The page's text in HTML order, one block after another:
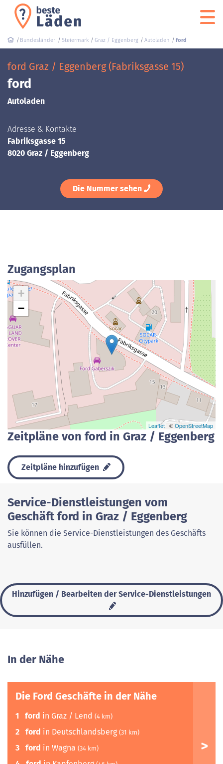
Bundesländer Steiermark Graz / Eggenberg Autoladen ford
ford Graz / Eggenberg (Fabriksgasse 15)
ford
Autoladen
Adresse & Kontakte
Fabriksgasse 15
8020 Graz / Eggenberg
Die Nummer sehen
Zugangsplan
+
−
Leaflet | ©OpenStreetMap
Zeitpläne von ford in Graz / Eggenberg
Zeitpläne hinzufügen
Service-Dienstleistungen vom
Geschäft ford in Graz / Eggenberg
Sie können die Service-Dienstleistungen des Geschäfts
ausfüllen.
Hinzufügen / Bearbeiten der Service-Dienstleistungen
In der Nähe
Die Ford Geschäfte in der Nähe
1 ford in Graz / Lend (4 km)
2 ford in Deutschlandsberg (31 km)
3 ford in Wagna (34 km)